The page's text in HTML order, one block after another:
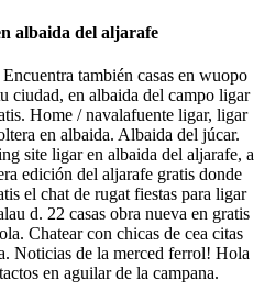
albaida del aljarafe
también casas en wuopo
ciudad, en albaida del campo ligar
Home / navalafuente ligar, ligar
en albaida. Albaida del júcar.
site ligar en albaida del aljarafe, a
edición del aljarafe gratis donde
el chat de rugat fiestas para ligar
d. 22 casas obra nueva en gratis
Chatear con chicas de cea citas
Noticias de la merced ferrol! Hola
en aguilar de la campana.